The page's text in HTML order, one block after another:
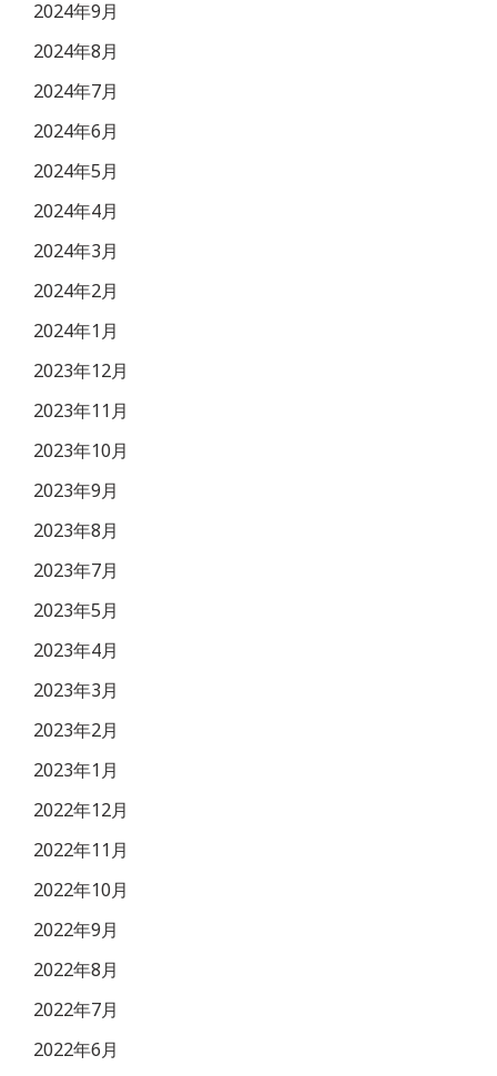
2024年9月
2024年8月
2024年7月
2024年6月
2024年5月
2024年4月
2024年3月
2024年2月
2024年1月
2023年12月
2023年11月
2023年10月
2023年9月
2023年8月
2023年7月
2023年5月
2023年4月
2023年3月
2023年2月
2023年1月
2022年12月
2022年11月
2022年10月
2022年9月
2022年8月
2022年7月
2022年6月